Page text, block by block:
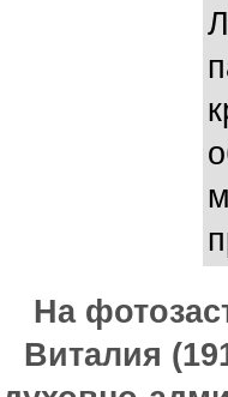
На
Виталия